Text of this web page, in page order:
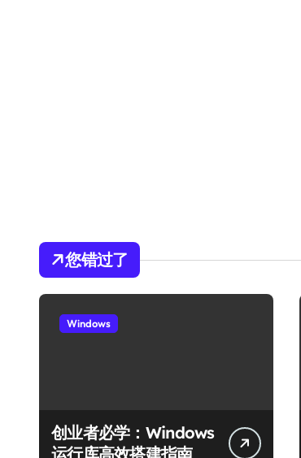
您错过了
Windows
创业者必学：Windows
运行库高效搭建指南